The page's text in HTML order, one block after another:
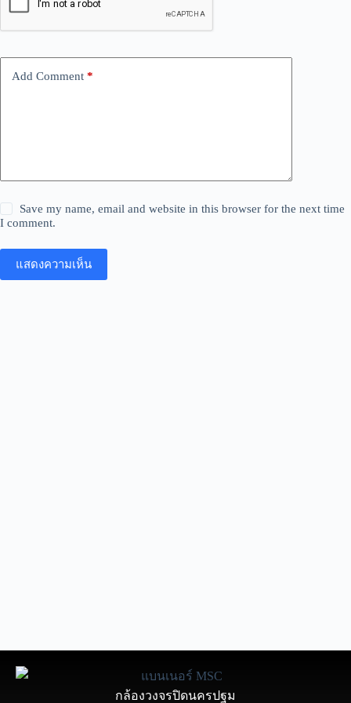
Add Comment *
Save my name, email and website in this browser for the next time
I comment.
แสดงความเห็น
กล้องวงจรปิดนครปฐม